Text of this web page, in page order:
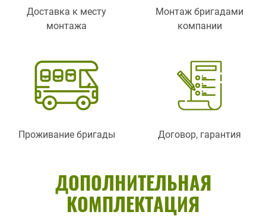
Доставка к месту
монтажа
Монтаж бригадами
компании
Проживание бригады Договор, гарантия
ДОПОЛНИТЕЛЬНАЯ
КОМПЛЕКТАЦИЯ